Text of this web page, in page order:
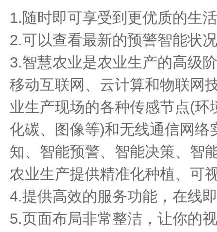
1.随时即可享受到更优质的生
2.可以查看最新的预警智能状况
3.智慧农业是农业生产的高级
移动互联网、云计算和物联网
业生产现场的各种传感节点(
化碳、图像等)和无线通信网
知、智能预警、智能决策、智
农业生产提供精准化种植、可
4.提供高效的服务功能，在线
5.页面布局非常整洁，让你的